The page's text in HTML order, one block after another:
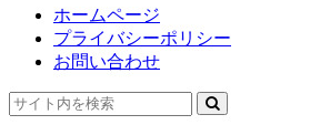
ホームページ
プライバシーポリシー
お問い合わせ